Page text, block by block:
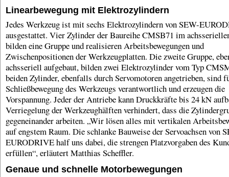
Linearbewegung mit Elektrozylindern
Jedes Werkzeug ist mit sechs Elektrozylindern von SEW-
ausgestattet. Vier Zylinder der Baureihe CMSB71 im
bilden eine Gruppe und realisieren Arbeitsbewegungen und
Zwischenpositionen der Werkzeugplatten. Die zweite Gruppe,
achsseriell aufgebaut, bilden zwei Elektrozylinder vom Typ
beiden Zylinder, ebenfalls durch Servomotoren angetrieben, sind
Schließbewegung des Werkzeugs verantwortlich und erzeugen die
Vorspannung. Jeder der Antriebe kann Druckkräfte bis 24 kN
Verriegelung der Werkzeughälften verhindert, dass die
gegeneinander arbeiten. „Wir lösen alles mit vertikalen
auf engstem Raum. Die schlanke Bauweise der Servoachsen von
EURODRIVE half uns dabei, die strengen Platzvorgaben des
erfüllen“, erläutert Matthias Scheffler.
Genaue und schnelle Motorbewegungen